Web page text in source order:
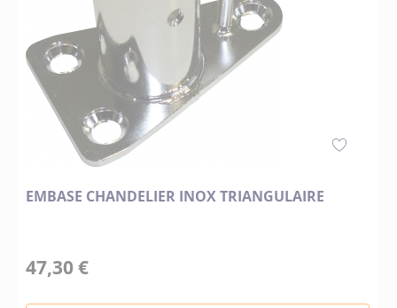
EMBASE CHANDELIER INOX TRIANGULAIRE
47,30 €